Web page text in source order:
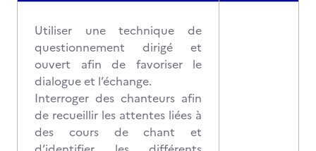
Utiliser une technique de
questionnement dirigé et
ouvert afin de favoriser le
dialogue et l’échange.
Interroger des chanteurs afin
de recueillir les attentes liées à
des cours de chant et